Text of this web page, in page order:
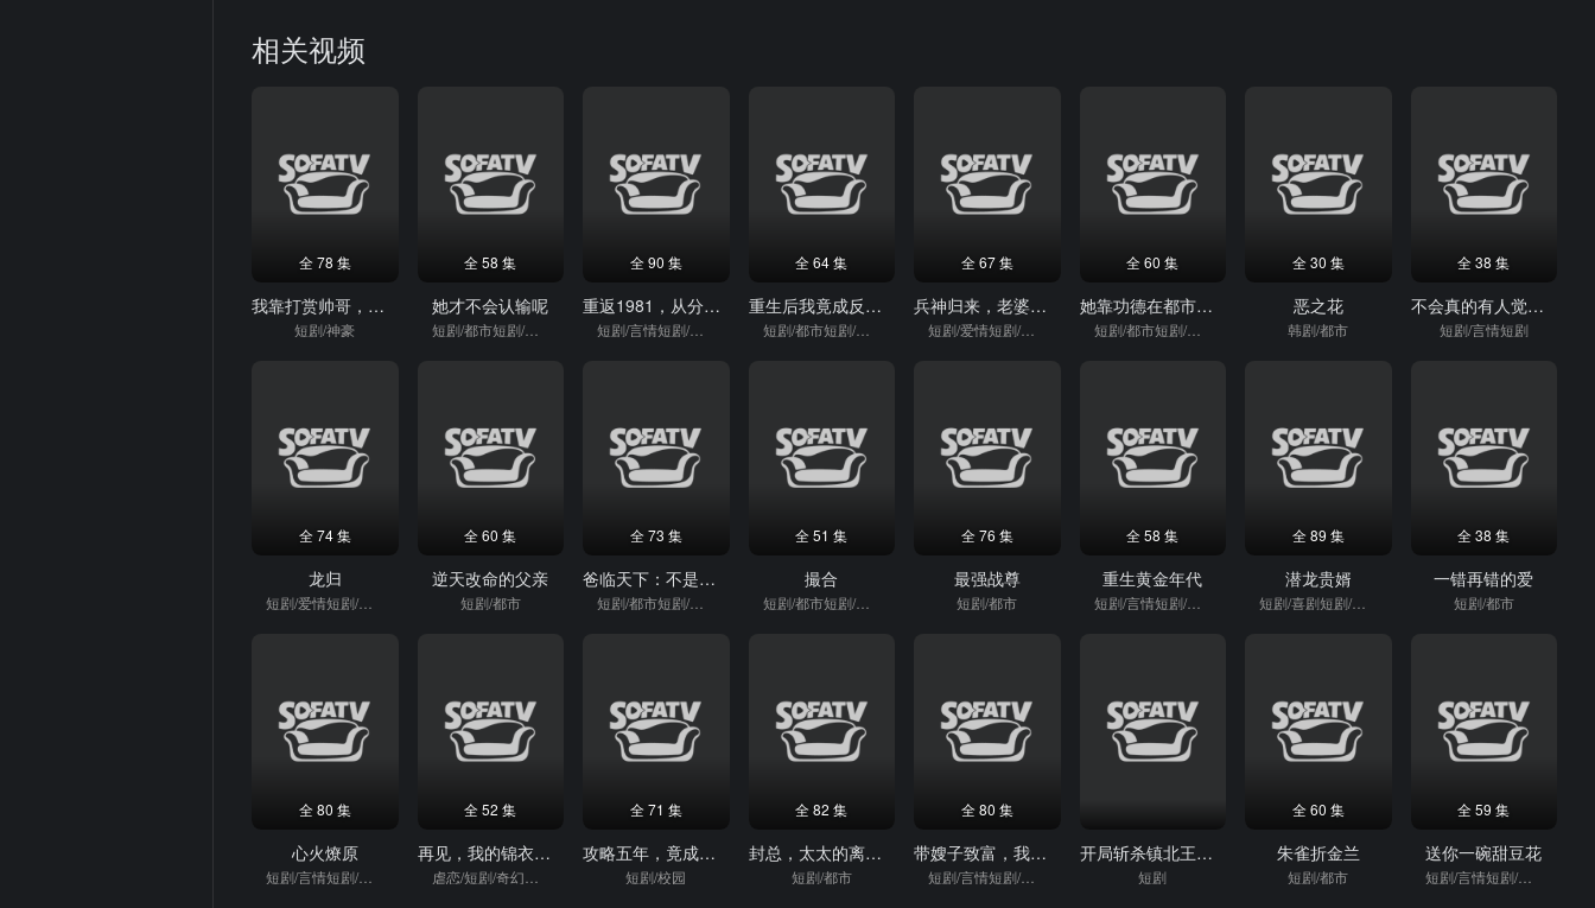
相关视频
全 78 集
我靠打赏帅哥，成了万人迷
短剧/神豪
全 58 集
她才不会认输呢
短剧/都市短剧/重生
全 90 集
重返1981，从分家开始
短剧/言情短剧/逆袭
全 64 集
重生后我竟成反派奶奶
短剧/都市短剧/重生
全 67 集
兵神归来，老婆最大
短剧/爱情短剧/强者
全 60 集
她靠功德在都市除奸惩恶
短剧/都市短剧/重生
全 30 集
恶之花
韩剧/都市
全 38 集
不会真的有人觉得我是废物吧
短剧/言情短剧
全 74 集
龙归
短剧/爱情短剧/强者
全 60 集
逆天改命的父亲
短剧/都市
全 73 集
爸临天下：不是霸道，是爸到了
短剧/都市短剧/重生
全 51 集
撮合
短剧/都市短剧/重生
全 76 集
最强战尊
短剧/都市
全 58 集
重生黄金年代
短剧/言情短剧/逆袭
全 89 集
潜龙贵婿
短剧/喜剧短剧/逆袭
全 38 集
一错再错的爱
短剧/都市
全 80 集
心火燎原
短剧/言情短剧/逆袭
全 52 集
再见，我的锦衣卫哥哥
全 71 集
攻略五年，竟成偏执反派白月光
短剧/校园
全 82 集
封总，太太的离婚生效了
短剧/都市
全 80 集
带嫂子致富，我能合成万物
短剧/言情短剧/逆袭
开局斩杀镇北王，这个皇帝我来当
短剧
全 60 集
朱雀折金兰
短剧/都市
全 59 集
送你一碗甜豆花
短剧/言情短剧/逆袭